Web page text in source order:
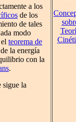
a los
de los
de tales
modo
teorema de
la energía
con la
.
sigue la